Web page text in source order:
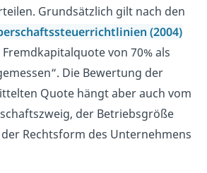
Grundsätzlich gilt nach den
(2004)
Fremdkapitalquote von 70% als
Die Bewertung der
Quote hängt aber auch vom
der Betriebsgröße
Rechtsform des Unternehmens